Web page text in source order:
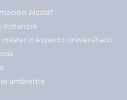
Alcalá?
distancia
máster o experto universitario
ambiente